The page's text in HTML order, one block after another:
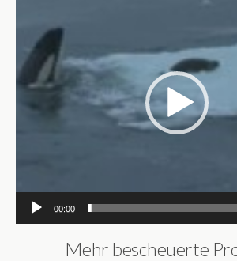
00:00
Mehr bescheuerte